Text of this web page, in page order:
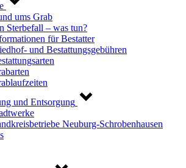
ums Grab
Sterbefall – was tun?
für Bestatter
und Bestattungsgebühren
und Entsorgung
Neuburg-Schrobenhausen